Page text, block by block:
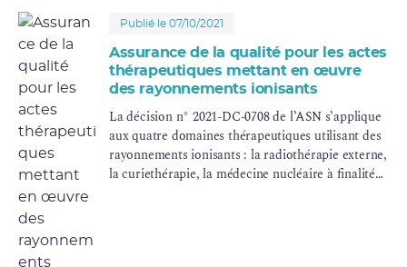
Publié le 07/10/2021
Assurance de la qualité pour les actes
thérapeutiques mettant en œuvre
des rayonnements ionisants
La décision n° 2021-DC-0708 de l’ASN s’applique
aux quatre domaines thérapeutiques utilisant des
rayonnements ionisants : la radiothérapie externe,
la curiethérapie, la médecine nucléaire à finalité